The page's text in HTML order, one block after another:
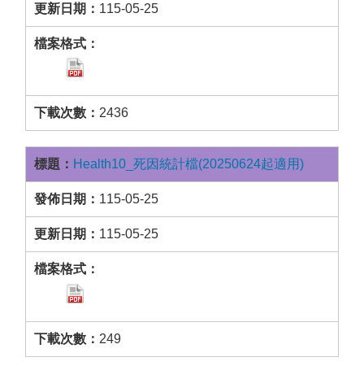
115-05-25
2436
Health10_死因統計檔(20250624起適用)
115-05-25
115-05-25
249